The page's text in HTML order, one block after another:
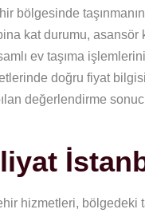
bölgesinde
kat durumu,
ev taşıma
doğru fiyat
değerlendirme
hizmetleri, bölgedeki